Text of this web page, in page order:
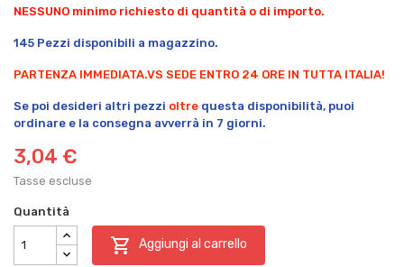
NESSUNO minimo richiesto di quantità o di importo.
145 Pezzi disponibili a magazzino.
PARTENZA IMMEDIATA.VS SEDE ENTRO 24 ORE IN TUTTA ITALIA!
Se poi desideri altri pezzi oltre questa disponibilità, puoi
ordinare e la consegna avverrà in 7 giorni.
3,04 €
Tasse escluse
Quantità
 Aggiungi al carrello